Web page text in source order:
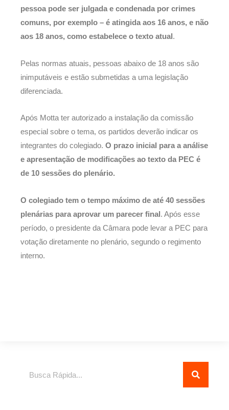
pessoa pode ser julgada e condenada por crimes
comuns, por exemplo – é atingida aos 16 anos, e não
aos 18 anos, como estabelece o texto atual .
Pelas normas atuais, pessoas abaixo de 18 anos são
inimputáveis e estão submetidas a uma legislação
diferenciada.
Após Motta ter autorizado a instalação da comissão
especial sobre o tema, os partidos deverão indicar os
integrantes do colegiado. O prazo inicial para a análise
e apresentação de modificações ao texto da PEC é
de 10 sessões do plenário.
O colegiado tem o tempo máximo de até 40 sessões
plenárias para aprovar um parecer final. Após esse
período, o presidente da Câmara pode levar a PEC para
votação diretamente no plenário, segundo o regimento
interno.